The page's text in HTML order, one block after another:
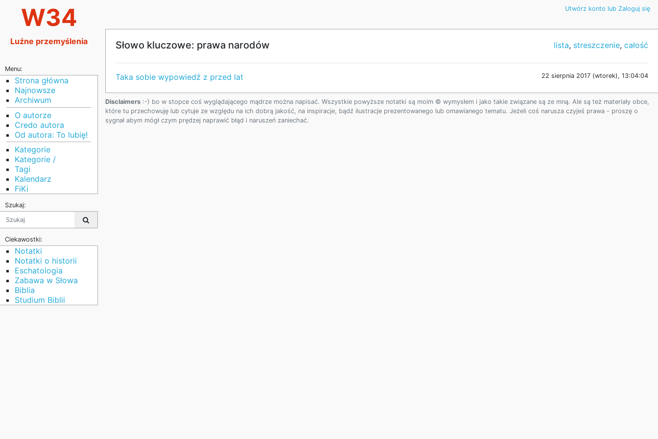
W34
Luźne przemyślenia
Menu:
Strona główna
Najnowsze
Archiwum
O autorze
Credo autora
Od autora: To lubię!
Kategorie
Kategorie /
Tagi
Kalendarz
FiKi
Szukaj:
Ciekawostki:
Notatki
Notatki o historii
Eschatologia
Zabawa w Słowa
Biblia
Studium Biblii
Utwórz konto lub Zaloguj się
Słowo kluczowe: prawa narodów lista, streszczenie, całość
Taka sobie wypowiedź z przed lat 22 sierpnia 2017 (wtorek), 13:04:04
Disclaimers :-) bo w stopce coś wyglądającego mądrze można napisać. Wszystkie powyższe notatki są moim © wymysłem i jako takie związane są ze mną. Ale są też materiały obce,
które tu przechowuję lub cytuje ze względu na ich dobrą jakość, na inspiracje, bądź ilustracje prezentowanego lub omawianego tematu. Jeżeli coś narusza czyjeś prawa - proszę o
sygnał abym mógł czym prędzej naprawić błąd i naruszeń zaniechać.